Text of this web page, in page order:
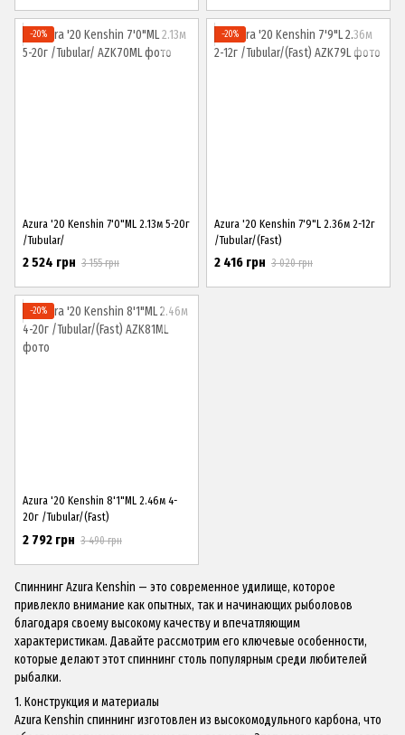
−20%
Azura '20 Kenshin 7'0"ML 2.13м 5-20г
/Tubular/
2 524 грн 3 155 грн
−20%
Azura '20 Kenshin 7'9"L 2.36м 2-12г
/Tubular/(Fast)
2 416 грн 3 020 грн
−20%
Azura '20 Kenshin 8'1"ML 2.46м 4-
20г /Tubular/(Fast)
2 792 грн 3 490 грн
Спиннинг Azura Kenshin — это современное удилище, которое
привлекло внимание как опытных, так и начинающих рыболовов
благодаря своему высокому качеству и впечатляющим
характеристикам. Давайте рассмотрим его ключевые особенности,
которые делают этот спиннинг столь популярным среди любителей
рыбалки.
1. Конструкция и материалы
Azura Kenshin спиннинг изготовлен из высокомодульного карбона, что